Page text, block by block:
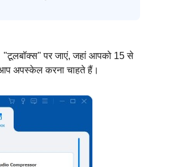
पर जाएं, जहां आपको 15 से
आप अपस्केल करना चाहते हैं।